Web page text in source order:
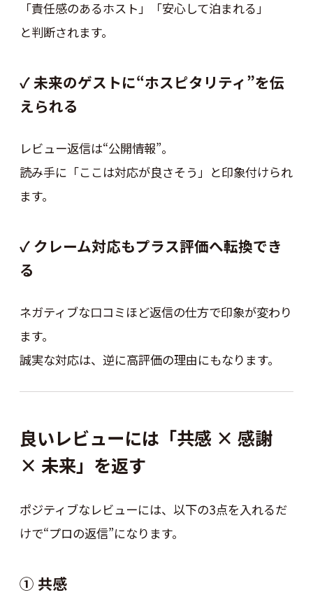
「責任感のあるホスト」「安心して泊まれる」
と判断されます。
✓ 未来のゲストに“ホスピタリティ”を伝
えられる
レビュー返信は“公開情報”。
読み手に「ここは対応が良さそう」と印象付けられ
ます。
✓ クレーム対応もプラス評価へ転換でき
る
ネガティブな口コミほど返信の仕方で印象が変わり
ます。
誠実な対応は、逆に高評価の理由にもなります。
良いレビューには「共感 × 感謝
× 未来」を返す
ポジティブなレビューには、以下の3点を入れるだ
けで“プロの返信”になります。
① 共感